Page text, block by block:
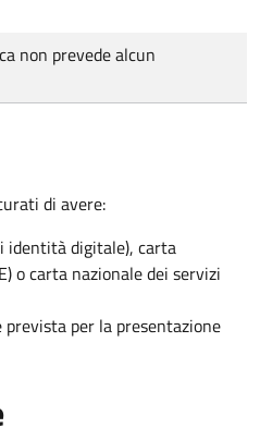
non prevede alcun
di avere:
identità digitale), carta
o carta nazionale dei servizi
per la presentazione